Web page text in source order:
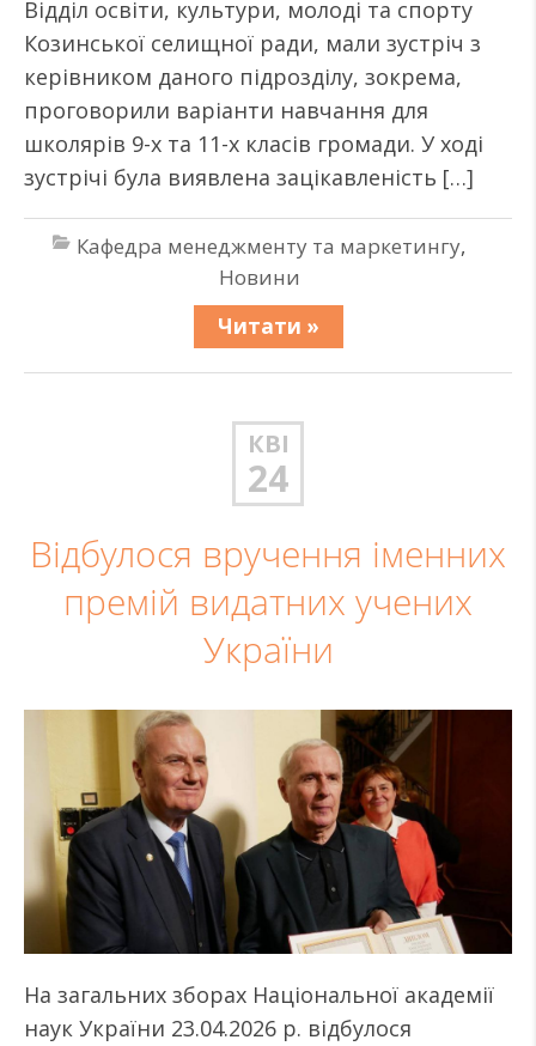
Відділ освіти, культури, молоді та спорту
Козинської селищної ради, мали зустріч з
керівником даного підрозділу, зокрема,
проговорили варіанти навчання для
школярів 9-х та 11-х класів громади. У ході
зустрічі була виявлена зацікавленість […]
Кафедра менеджменту та маркетингу,
Новини
Читати »
КВІ
24
Відбулося вручення іменних
премій видатних учених
України
На загальних зборах Національної академії
наук України 23.04.2026 р. відбулося